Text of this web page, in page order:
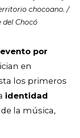
chocoano. /
del Chocó
evento por
en
los primeros
identidad
la música,